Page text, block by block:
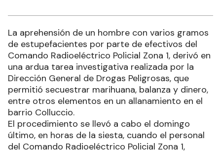
La aprehensión de un hombre con varios gramos
de estupefacientes por parte de efectivos del
Comando Radioeléctrico Policial Zona 1, derivó en
una ardua tarea investigativa realizada por la
Dirección General de Drogas Peligrosas, que
permitió secuestrar marihuana, balanza y dinero,
entre otros elementos en un allanamiento en el
barrio Colluccio.
El procedimiento se llevó a cabo el domingo
último, en horas de la siesta, cuando el personal
del Comando Radioeléctrico Policial Zona 1,